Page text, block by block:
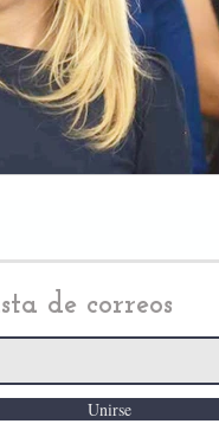
de correos
Unirse